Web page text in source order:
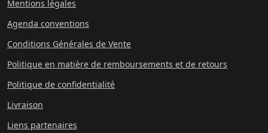
Mentions légales
Agenda conventions
Conditions Générales de Vente
Politique en matière de remboursements et de retours
Politique de confidentialité
Livraison
Liens partenaires